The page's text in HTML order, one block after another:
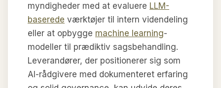
myndigheder med at evaluere LLM-
baserede værktøjer til intern videndeling
eller at opbygge machine learning-
modeller til prædiktiv sagsbehandling.
Leverandører, der positionerer sig som
AI-rådgivere med dokumenteret erfaring